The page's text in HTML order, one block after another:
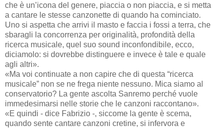
che è un’icona del genere, piaccia o non piaccia, e si metta
a cantare le stesse canzonette di quando ha cominciato.
Uno si aspetta che arrivi il masto e faccia i fossi a terra, che
sbaragli la concorrenza per originalità, profondità della
ricerca musicale, quel suo sound inconfondibile, ecco,
diciamolo: si dovrebbe distinguere e invece è tale e quale
agli altri».
«Ma voi continuate a non capire che di questa “ricerca
musicale” non se ne frega niente nessuno. Mica siamo al
conservatorio? La gente ascolta Sanremo perché vuole
immedesimarsi nelle storie che le canzoni raccontano».
«E quindi - dice Fabrizio -, siccome la gente è scema,
quando sente cantare canzoni cretine, si infervora e